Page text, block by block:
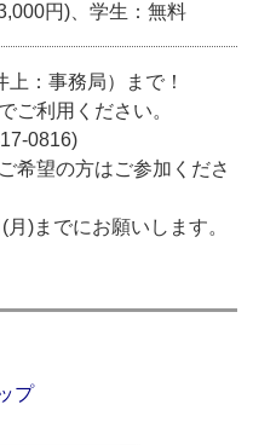
円)、学生：無料
上：事務局）まで！
ご利用ください。
0816)
希望の方はご参加くださ
)までにお願いします。
プ